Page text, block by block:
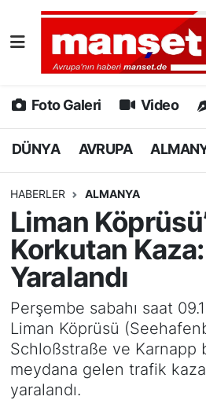
Foto Galeri Video
DÜNYA AVRUPA
HABERLER ALMANYA
Liman
Korkutan
Yaralandı
Perşembe sabahı saat
Liman Köprüsü
Schloßstraße ve Karnapp
meydana gelen trafik
yaralandı.
DÜNYA
AVRUPA
ALMANYA
HAMBURG
SPOR
DEUTSCH
EKONOMİ
SİYASET
Nöbetçi Eczaneler
Hava Durumu
Namaz Vakitleri
Puan Durumu ve Fikstür
Tüm Manşetler
Son Dakika Haberleri
Haber Arşivi